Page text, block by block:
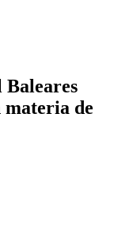
Baleares
materia de